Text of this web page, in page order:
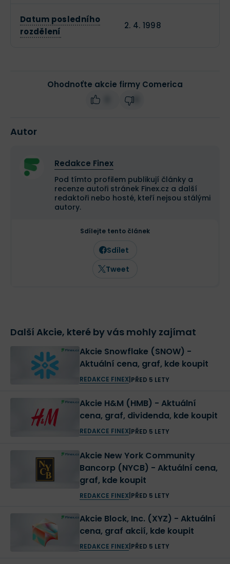
Datum posledního
rozdělení
2. 4. 1998
Ohodnoťte akcie firmy Comerica
Autor
Redakce Finex
Pod tímto profilem publikují články a
recenze autoři stránek Finex.cz a další
redaktoři nebo hosté, kteří nejsou stálými
autory.
Sdílejte tento článek
Sdílet
Tweet
Další Akcie, které by vás mohly zajímat
Akcie Snowflake (SNOW) -
Aktuální cena, graf, kde koupit
REDAKCE FINEX| PŘED 5 LETY
Akcie H&M (HMB) - Aktuální
cena, graf, dividenda, kde koupit
REDAKCE FINEX| PŘED 5 LETY
Akcie New York Community
Bancorp (NYCB) - Aktuální cena,
graf, kde koupit
REDAKCE FINEX| PŘED 5 LETY
Akcie Block, Inc. (XYZ) - Aktuální
cena, graf akcií, kde koupit
REDAKCE FINEX| PŘED 5 LETY